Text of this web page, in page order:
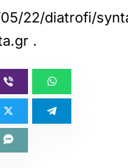
22/diatrofi/
.